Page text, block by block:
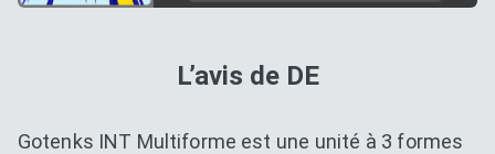
L’avis de DE
Gotenks INT Multiforme est une unité à 3 formes